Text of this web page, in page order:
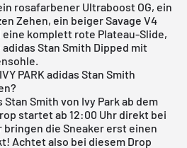
rosafarbener Ultraboost OG, ein
Zehen, ein beiger Savage V4
eine komplett rote Plateau-Slide,
Stan Smith Dipped mit
PARK adidas Stan Smith
Smith von Ivy Park ab dem
startet ab 12:00 Uhr direkt bei
die Sneaker erst einen
Achtet also bei diesem Drop